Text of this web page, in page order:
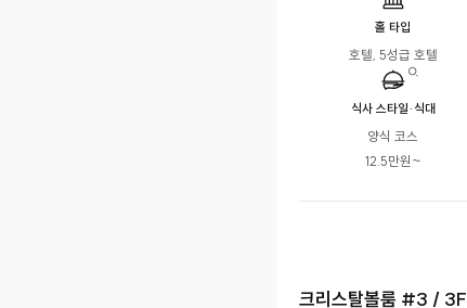
홀 타입
호텔, 5성급 호텔
식사 스타일·식대
양식 코스
12.5만원~
크리스탈볼룸 #3 / 3F